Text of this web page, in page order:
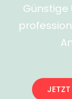
Günstige